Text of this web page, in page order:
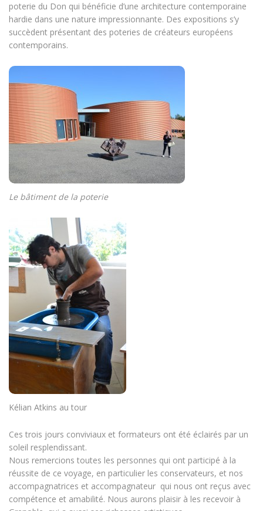
poterie du Don qui bénéficie d’une architecture contemporaine
hardie dans une nature impressionnante. Des expositions s’y
succèdent présentant des poteries de créateurs européens
contemporains.
Le bâtiment de la poterie
Kélian Atkins au tour
Ces trois jours conviviaux et formateurs ont été éclairés par un
soleil resplendissant.
Nous remercions toutes les personnes qui ont participé à la
réussite de ce voyage, en particulier les conservateurs, et nos
accompagnatrices et accompagnateur qui nous ont reçus avec
compétence et amabilité. Nous aurons plaisir à les recevoir à